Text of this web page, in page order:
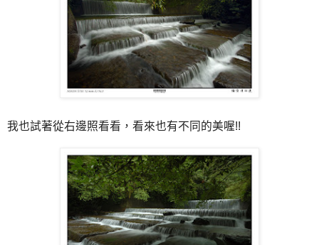
我也試著從右邊照看看，看來也有不同的美喔!!